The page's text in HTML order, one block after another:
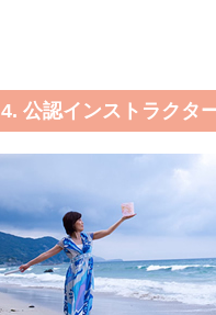
4. 公認インストラクタ